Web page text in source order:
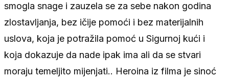
smogla snage i zauzela se za sebe nakon godina
zlostavljanja, bez ičije pomoći i bez materijalnih
uslova, koja je potražila pomoć u Sigurnoj kući i
koja dokazuje da nade ipak ima ali da se stvari
moraju temeljito mijenjati.. Heroina iz filma je sinoć